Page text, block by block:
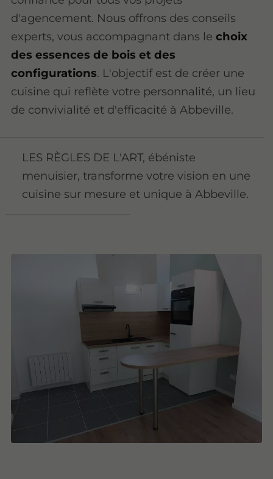
d'agencement. Nous offrons des conseils
experts, vous accompagnant dans lechoix
des essences de bois et des
configurations. L'objectif est de créer une
cuisine qui reflète votre personnalité, un lieu
de convivialité et d'efficacité à Abbeville.
LES RÈGLES DE L'ART, ébéniste
menuisier, transforme votre vision en une
cuisine sur mesure et unique à Abbeville.